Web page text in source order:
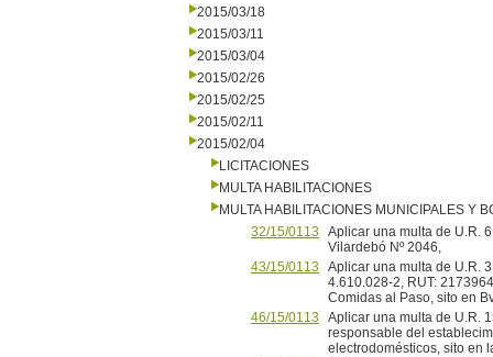
2015/03/18
2015/03/11
2015/03/04
2015/02/26
2015/02/25
2015/02/11
2015/02/04
LICITACIONES
MULTA HABILITACIONES
MULTA HABILITACIONES MUNICIPALES Y
32/15/0113
Aplicar una multa de U.R.
Vilardebó Nº 2046,
43/15/0113
Aplicar una multa de U.R.
4.610.028-2, RUT:
Comidas al Paso, sito en
46/15/0113
Aplicar una multa de U.R.
responsable del
electrodomésticos, sito en